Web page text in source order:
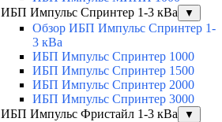
ИБП Импульс Спринтер 1-3 кВа
▼
Обзор ИБП Импульс Спринтер 1-
3 кВа
ИБП Импульс Спринтер 1000
ИБП Импульс Спринтер 1500
ИБП Импульс Спринтер 2000
ИБП Импульс Спринтер 3000
ИБП Импульс Фристайл 1-3 кВа
▼